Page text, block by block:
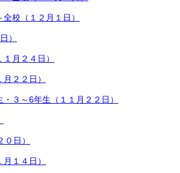
校（１２月１日）
）
月２４日）
２２日）
３～6年生（１１月２２日）
日）
１４日）